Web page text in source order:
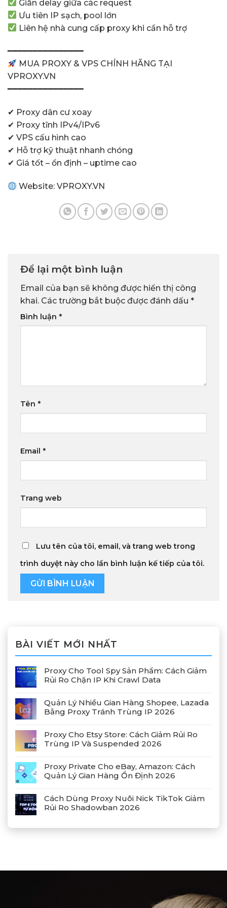
Giãn delay giữa các request
Ưu tiên IP sạch, pool lớn
Liên hệ nhà cung cấp proxy khi cần hỗ trợ
━━━━━━━━━━━━━━━
MUA PROXY & VPS CHÍNH HÃNG TẠI
VPROXY.VN
━━━━━━━━━━━━━━━
✔ Proxy dân cư xoay
✔ Proxy tĩnh IPv4/IPv6
✔ VPS cấu hình cao
✔ Hỗ trợ kỹ thuật nhanh chóng
✔ Giá tốt – ổn định – uptime cao
Website:VPROXY.VN
Để lại một bình luận
Email của bạn sẽ không được hiển thị công
khai. Các trường bắt buộc được đánh dấu *
Bình luận *
Tên *
Email *
Trang web
Lưu tên của tôi, email, và trang web trong
trình duyệt này cho lần bình luận kế tiếp của tôi.
BÀI VIẾT MỚI NHẤT
Proxy Cho Tool Spy Sản Phẩm: Cách Giảm
Rủi Ro Chặn IP Khi Crawl Data
Quản Lý Nhiều Gian Hàng Shopee, Lazada
Bằng Proxy Tránh Trùng IP 2026
Proxy Cho Etsy Store: Cách Giảm Rủi Ro
Trùng IP Và Suspended 2026
Proxy Private Cho eBay, Amazon: Cách
Quản Lý Gian Hàng Ổn Định 2026
Cách Dùng Proxy Nuôi Nick TikTok Giảm
Rủi Ro Shadowban 2026